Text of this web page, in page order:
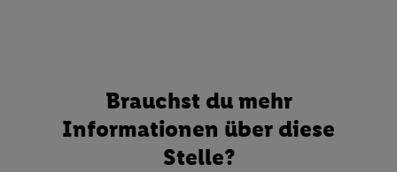
Brauchst du mehr
Informationen über diese
Stelle?